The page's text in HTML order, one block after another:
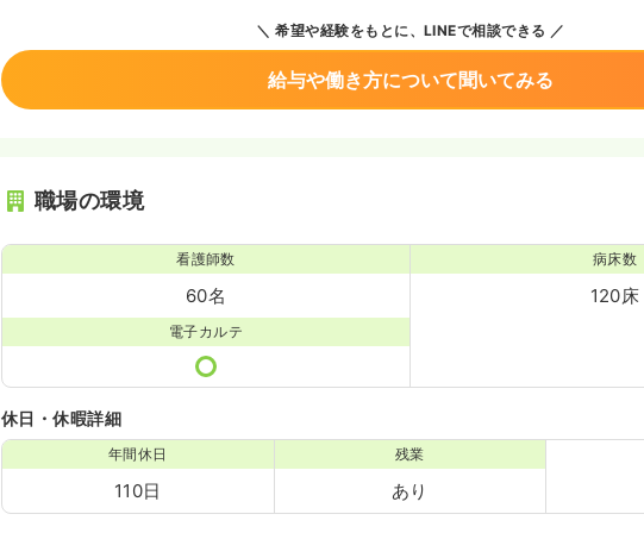
希望や経験をもとに、LINEで相談できる
給与や働き方について聞いてみる
職場の環境
看護師数
60名
病床数
120床
電子カルテ
休日・休暇詳細
年間休日
110日
残業
あり